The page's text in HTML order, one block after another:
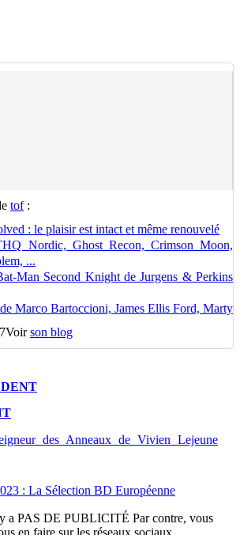
tof:
: le plaisir est intact et même renouvelé
Nordic, Ghost Recon, Crimson Moon,
...
Man Second Knight de Jurgens & Perkins
Marco Bartoccioni, James Ellis Ford, Marty
Voirson blog
des Anneaux de Vivien Lejeune
: La Sélection BD Européenne
a PAS DE PUBLICITÉ Par contre, vous
en faire sur les réseaux sociaux